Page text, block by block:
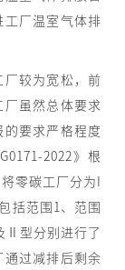
厂温室气体排
较为宽松，前
虽然总体要求
要求严格程度
2022》根
零碳工厂分为I
括范围1、范围
Ⅱ型分别进行了
过减排后剩余